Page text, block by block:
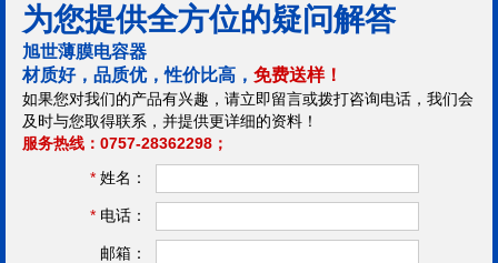
为您提供全方位的疑问解答
旭世薄膜电容器
材质好，品质优，性价比高， 免费送样！
如果您对我们的产品有兴趣，请立即留言或拨打咨询电话，我们会
及时与您取得联系，并提供更详细的资料！
服务热线：0757-28362298；
* 姓名：
* 电话：
邮箱：